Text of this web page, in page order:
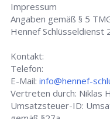
Impressum
Angaben gemäß § 5
Hennef Schlüsseldienst
Kontakt:
Telefon:
E-Mail:info@hennef-
Vertreten durch: Niklas
Umsatzsteuer-ID: